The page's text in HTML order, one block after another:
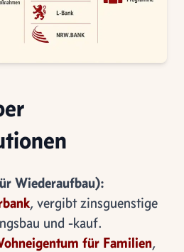
Wiederaufbau):
, vergibt zinsguenstige
und -kauf.
für Familien,